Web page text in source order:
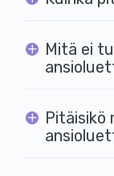
Mitä ei
Pitäisikö